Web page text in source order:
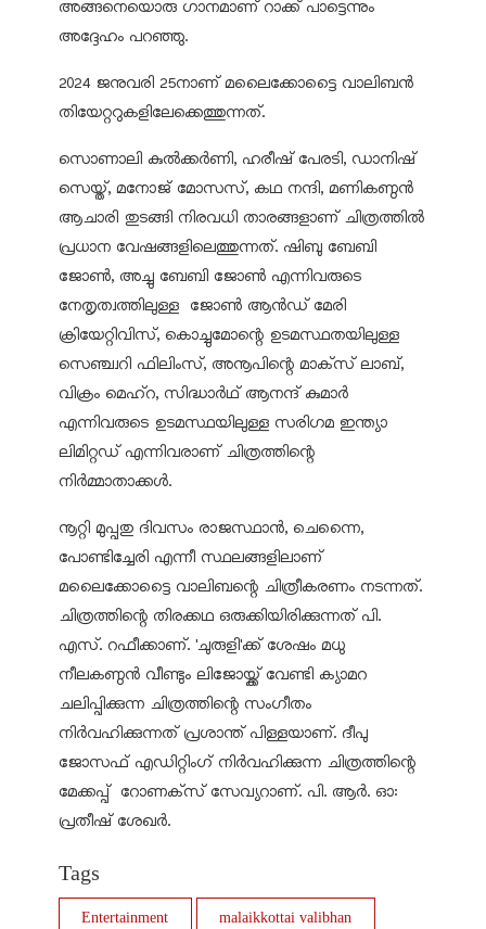
അങ്ങനെയൊരു ഗാനമാണ് റാക്ക് പാട്ടെന്നും
അദ്ദേഹം പറഞ്ഞു.
2024 ജനുവരി 25നാണ് മലൈക്കോട്ടൈ വാലിബന്‍
തിയേറ്ററുകളിലേക്കെത്തുന്നത്.
സൊണാലി കുല്‍ക്കര്‍ണി, ഹരീഷ് പേരടി, ഡാനിഷ്
സെയ്ത്, മനോജ് മോസസ്, കഥ നന്ദി, മണികണ്ഠന്‍
ആചാരി തുടങ്ങി നിരവധി താരങ്ങളാണ് ചിത്രത്തില്‍
പ്രധാന വേഷങ്ങളിലെത്തുന്നത്. ഷിബു ബേബി
ജോണ്‍, അച്ചു ബേബി ജോണ്‍ എന്നിവരുടെ
നേതൃത്വത്തിലുള്ള ജോണ്‍ ആന്‍ഡ് മേരി
ക്രിയേറ്റിവിസ്, കൊച്ചുമോന്റെ ഉടമസ്ഥതയിലുള്ള
സെഞ്ച്വറി ഫിലിംസ്, അനൂപിന്റെ മാക്‌സ് ലാബ്,
വിക്രം മെഹ്റ, സിദ്ധാര്‍ഥ് ആനന്ദ് കുമാര്‍
എന്നിവരുടെ ഉടമസ്ഥയിലുള്ള സരിഗമ ഇന്ത്യാ
ലിമിറ്റഡ് എന്നിവരാണ് ചിത്രത്തിന്റെ
നിര്‍മ്മാതാക്കള്‍.
നൂറ്റി മുപ്പതു ദിവസം രാജസ്ഥാന്‍, ചെന്നൈ,
പോണ്ടിച്ചേരി എന്നീ സ്ഥലങ്ങളിലാണ്
മലൈക്കോട്ടൈ വാലിബന്റെ ചിത്രീകരണം നടന്നത്.
ചിത്രത്തിന്റെ തിരക്കഥ ഒരുക്കിയിരിക്കുന്നത് പി.
എസ്. റഫീക്കാണ്. 'ചുരുളി'ക്ക് ശേഷം മധു
നീലകണ്ഠന്‍ വീണ്ടും ലിജോയ്ക്ക് വേണ്ടി ക്യാമറ
ചലിപ്പിക്കുന്ന ചിത്രത്തിന്റെ സംഗീതം
നിര്‍വഹിക്കുന്നത് പ്രശാന്ത് പിള്ളയാണ്. ദീപു
ജോസഫ് എഡിറ്റിംഗ് നിര്‍വഹിക്കുന്ന ചിത്രത്തിന്റെ
മേക്കപ്പ് റോണക്‌സ് സേവ്യറാണ്. പി. ആര്‍. ഓ:
പ്രതീഷ് ശേഖര്‍.
Tags
Entertainment malaikkottai valibhan